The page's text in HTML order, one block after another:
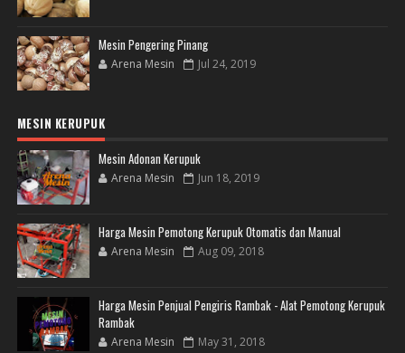
Mesin Pengering Pinang
Arena Mesin Jul 24, 2019
MESIN KERUPUK
Mesin Adonan Kerupuk
Arena Mesin Jun 18, 2019
Harga Mesin Pemotong Kerupuk Otomatis dan Manual
Arena Mesin Aug 09, 2018
Harga Mesin Penjual Pengiris Rambak - Alat Pemotong Kerupuk
Rambak
Arena Mesin May 31, 2018